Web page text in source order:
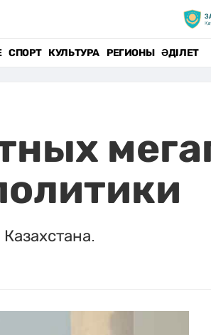
СПОРТ КУЛЬТУРА РЕГИОНЫ ӘДІЛЕТ